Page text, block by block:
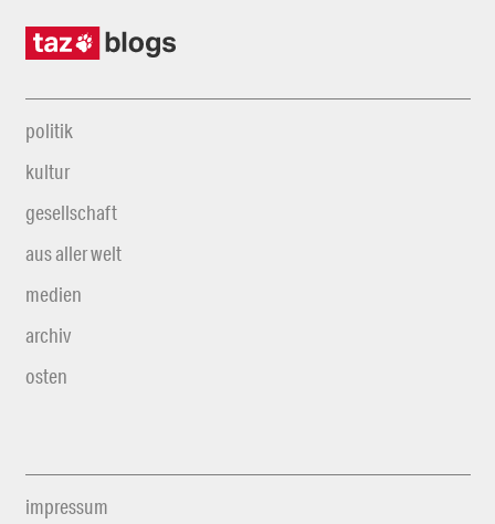
politik
kultur
gesellschaft
aus aller welt
medien
archiv
osten
impressum